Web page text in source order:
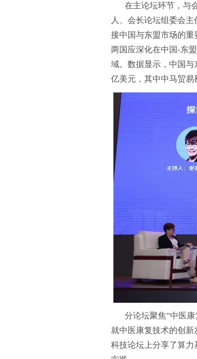
在主论坛环节，与会
人、会长论坛组委会
接中国与东盟市场的
两国应深化在中国-东
域。数据显示，中国与
亿美元，其中中马贸易
分论坛聚焦”中医康
就中医康复技术的创
科技论坛上分享了算